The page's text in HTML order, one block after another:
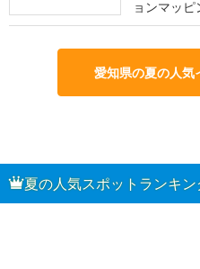
ョンマッ
愛知県の夏の人気
夏の人気スポットランキン